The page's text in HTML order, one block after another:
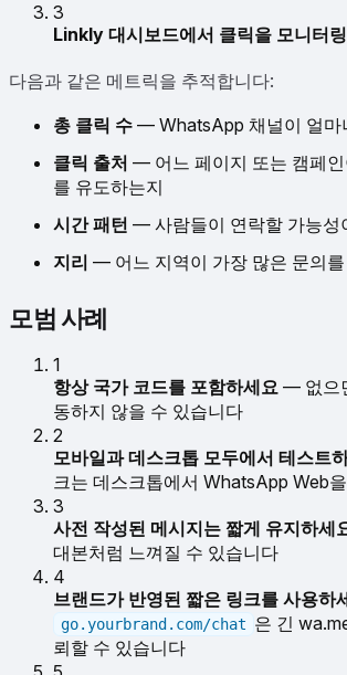
3
Linkly 대시보드에서 클릭을 모니터
다음과 같은 메트릭을 추적합니다:
총 클릭 수 — WhatsApp 채널이 얼마
클릭 출처 — 어느 페이지 또는 캠페
를 유도하는지
시간 패턴 — 사람들이 연락할 가능성
지리 — 어느 지역이 가장 많은 문의
모범 사례
1
항상 국가 코드를 포함하세요 — 없으
동하지 않을 수 있습니다
2
모바일과 데스크톱 모두에서 테스트
크는 데스크톱에서 WhatsApp Web
3
사전 작성된 메시지는 짧게 유지하세
대본처럼 느껴질 수 있습니다
4
브랜드가 반영된 짧은 링크를 사용하
go.yourbrand.com/chat 은 긴
뢰할 수 있습니다